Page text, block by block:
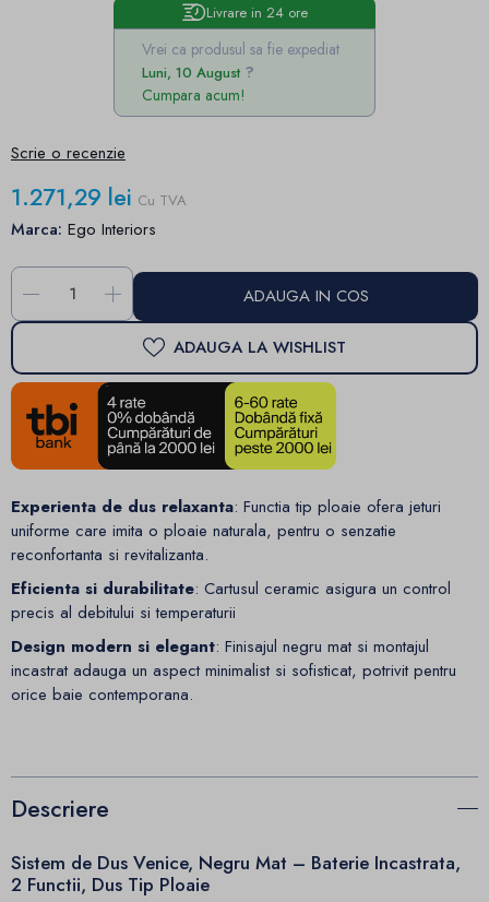
Livrare in 24 ore
Vrei ca produsul sa fie expediat
Luni, 10 August
Cumpara acum!
Scrie o recenzie
1.271,29 lei Cu TVA
Marca: Ego Interiors
- + ADAUGA IN COS
ADAUGA LA WISHLIST
Experienta de dus relaxanta: Functia tip ploaie ofera jeturi
uniforme care imita o ploaie naturala, pentru o senzatie
reconfortanta si revitalizanta.
Eficienta si durabilitate: Cartusul ceramic asigura un control
precis al debitului si temperaturii
Design modern si elegant: Finisajul negru mat si montajul
incastrat adauga un aspect minimalist si sofisticat, potrivit pentru
orice baie contemporana.
Descriere
Sistem de Dus Venice, Negru Mat – Baterie Incastrata,
2 Functii, Dus Tip Ploaie